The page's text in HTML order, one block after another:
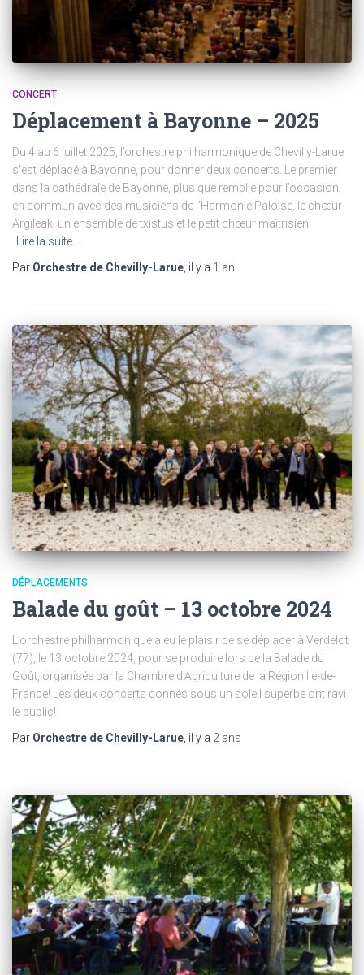
CONCERT
Déplacement à Bayonne – 2025
Du 4 au 6 juillet 2025, l’orchestre philharmonique de Chevilly-Larue
s’est déplacé à Bayonne, pour donner deux concerts. Le premier
dans la cathédrale de Bayonne, plus que remplie pour l’occasion,
en commun avec des musiciens de l’Harmonie Paloise, le chœur
Argileak, un ensemble de txistus et le petit chœur maîtrisien.
Lire la suite…
Par Orchestre de Chevilly-Larue , il y a 1 an
DÉPLACEMENTS
Balade du goût – 13 octobre 2024
L’orchestre philharmonique a eu le plaisir de se déplacer à Verdelot
(77), le 13 octobre 2024, pour se produire lors de la Balade du
Goût, organisée par la Chambre d’Agriculture de la Région Ile-de-
France! Les deux concerts donnés sous un soleil superbe ont ravi
le public!
Par Orchestre de Chevilly-Larue, il y a 2 ans